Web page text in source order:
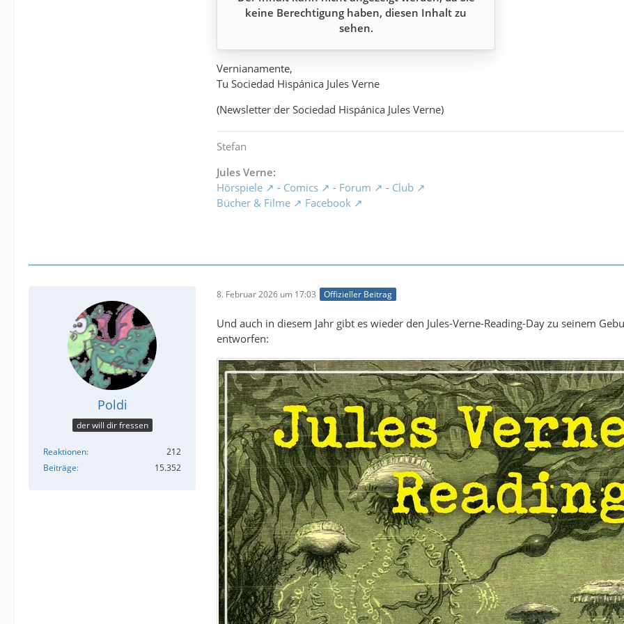
keine Berechtigung haben, diesen Inhalt zu
sehen.
Vernianamente,
Tu Sociedad Hispánica Jules Verne
(Newsletter der Sociedad Hispánica Jules Verne)
Stefan
Jules Verne:
Hörspiele
- Comics - Forum - Club
Bücher & Filme
Facebook
Poldi
der will dir fressen
Reaktionen
212
Beiträge
15.352
8. Februar 2026 um 17:03 Offizieller Beitrag
Und auch in diesem Jahr gibt es wieder den Jules-Verne-Reading-Day zu seinem
entworfen: